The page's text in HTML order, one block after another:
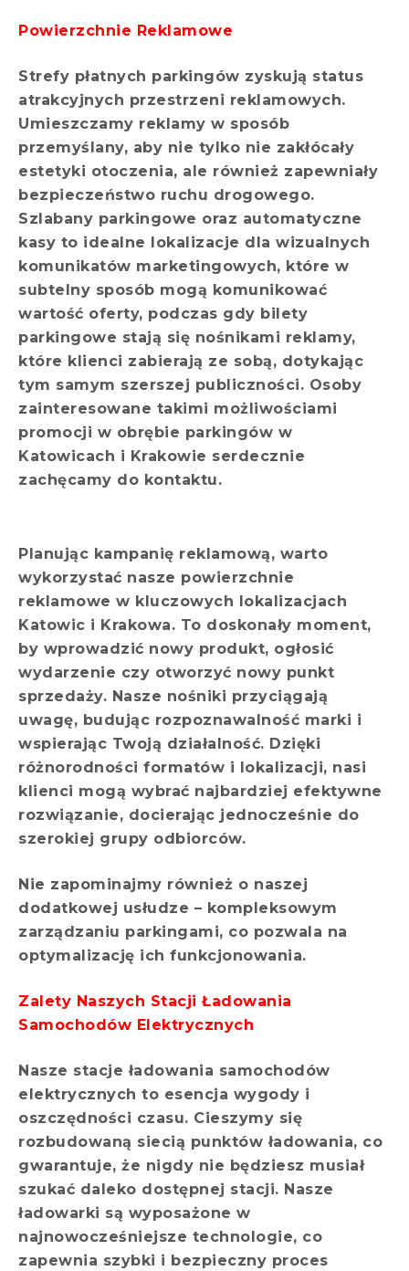
Powierzchnie Reklamowe
Strefy płatnych parkingów zyskują status
atrakcyjnych przestrzeni reklamowych.
Umieszczamy reklamy w sposób
przemyślany, aby nie tylko nie zakłócały
estetyki otoczenia, ale również zapewniały
bezpieczeństwo ruchu drogowego.
Szlabany parkingowe oraz automatyczne
kasy to idealne lokalizacje dla wizualnych
komunikatów marketingowych, które w
subtelny sposób mogą komunikować
wartość oferty, podczas gdy bilety
parkingowe stają się nośnikami reklamy,
które klienci zabierają ze sobą, dotykając
tym samym szerszej publiczności. Osoby
zainteresowane takimi możliwościami
promocji w obrębie parkingów w
Katowicach i Krakowie serdecznie
zachęcamy do kontaktu.
Planując kampanię reklamową, warto
wykorzystać nasze powierzchnie
reklamowe w kluczowych lokalizacjach
Katowic i Krakowa. To doskonały moment,
by wprowadzić nowy produkt, ogłosić
wydarzenie czy otworzyć nowy punkt
sprzedaży. Nasze nośniki przyciągają
uwagę, budując rozpoznawalność marki i
wspierając Twoją działalność. Dzięki
różnorodności formatów i lokalizacji, nasi
klienci mogą wybrać najbardziej efektywne
rozwiązanie, docierając jednocześnie do
szerokiej grupy odbiorców.
Nie zapominajmy również o naszej
dodatkowej usłudze – kompleksowym
zarządzaniu parkingami, co pozwala na
optymalizację ich funkcjonowania.
Zalety Naszych Stacji Ładowania
Samochodów Elektrycznych
Nasze stacje ładowania samochodów
elektrycznych to esencja wygody i
oszczędności czasu. Cieszymy się
rozbudowaną siecią punktów ładowania, co
gwarantuje, że nigdy nie będziesz musiał
szukać daleko dostępnej stacji. Nasze
ładowarki są wyposażone w
najnowocześniejsze technologie, co
zapewnia szybki i bezpieczny proces